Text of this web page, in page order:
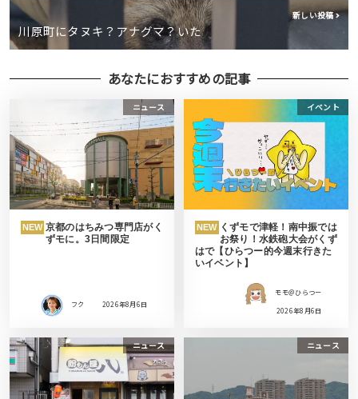
新しい投稿
川原町にタヌキ？アナグマ？いた
あなたにおすすめの記事
ニュース
NEW 京都のはちみつ専門店がく
ずモに。3日間限定
フク 2026年8月6日
イベント
NEW くずモで津軽！南中振では
お祭り！水鉄砲大会がくず
はで【ひらつー的今週末行きた
いイベント】
モモ＠ひらつー
2026年8月6日
ニュース ニュース